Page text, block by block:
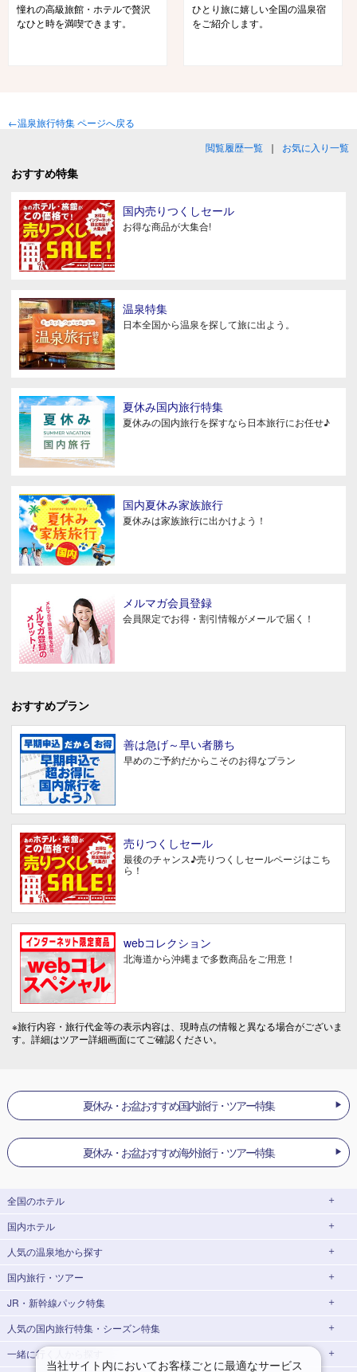
憧れの高級旅館・ホテルで贅沢
なひと時を満喫できます。
ひとり旅に嬉しい全国の温泉宿
をご紹介します。
←温泉旅行特集 ページへ戻る
閲覧履歴一覧 ｜ お気に入り一覧
おすすめ特集
国内売りつくしセール
お得な商品が大集合!
温泉特集
日本全国から温泉を探して旅に出よう。
夏休み国内旅行特集
夏休みの国内旅行を探すなら日本旅行にお任せ♪
国内夏休み家族旅行
夏休みは家族旅行に出かけよう！
メルマガ会員登録
会員限定でお得・割引情報がメールで届く！
おすすめプラン
善は急げ～早い者勝ち
早めのご予約だからこそのお得なプラン
売りつくしセール
最後のチャンス♪売りつくしセールページはこち
ら！
webコレクション
北海道から沖縄まで多数商品をご用意！
※旅行内容・旅行代金等の表示内容は、現時点の情報と異なる場合がございま
す。詳細はツアー詳細画面にてご確認ください。
夏休み・お盆おすすめ国内旅行・ツアー特集
夏休み・お盆おすすめ海外旅行・ツアー特集
全国のホテル
北海道
東北
青森県
宮城県
山形県
関東
国内ホテル
北海道ホテル・旅館
青森県ホテル・旅館
宮城県ホテル・旅館 秋田県ホテル・旅館
人気の温泉地から探す
北海道
湯の川温泉(北海道)
十勝川温泉(北海道)
洞爺湖温泉(北海道)
国内旅行・ツアー
北海道旅行・ツアー
東北旅行・ツアー
青森旅行・ツアー
JR・新幹線パック特集
JR・新幹線＋ホテルパック
出張パック
(EXダイナミックパック)
人気の国内旅行特集・シーズン特集
東京ディズニーリゾート®への旅
ユニバーサル・スタジオ・ジャパン(USJ)
への旅
一緒に行く人
当社サイト内においてお客様ごとに最適なサービス